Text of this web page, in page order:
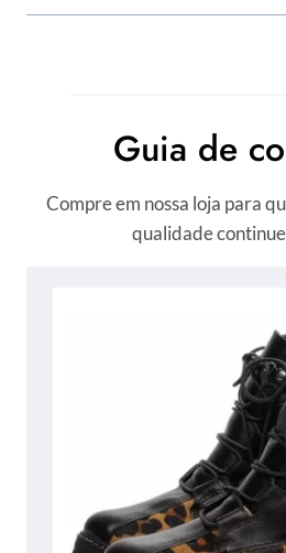
Guia de
Compre em nossa loja para
qualidade